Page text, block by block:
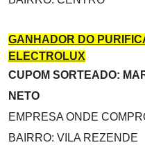
GANHADOR DO
ELECTROLUX
CUPOM SORTEADO:
NETO
EMPRESA ONDE
BAIRRO: VILA REZENDE